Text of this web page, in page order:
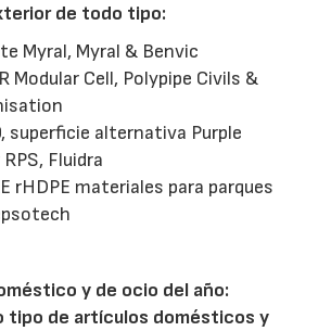
de todo tipo:
Myral, Myral & Benvic
Modular Cell, Polypipe Civils &
superficie alternativa Purple
Fluidra
rHDPE materiales para parques
y de ocio del año:
tipo de artículos domésticos y